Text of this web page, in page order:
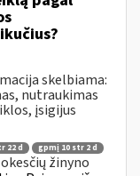
skelbiama:
nutraukimas
įsigijus
22 d
gpmį 10 str 2 d
žinyno